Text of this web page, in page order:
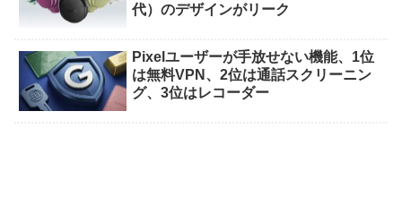
代）のデザインがリーク
Pixelユーザーが手放せない機能、1位
は無料VPN、2位は通話スクリーニン
グ、3位はレコーダー